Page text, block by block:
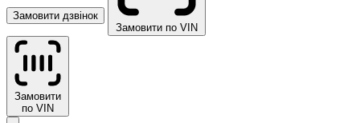
Замовити дзвінок
Замовити по VIN
Замовити
по VIN